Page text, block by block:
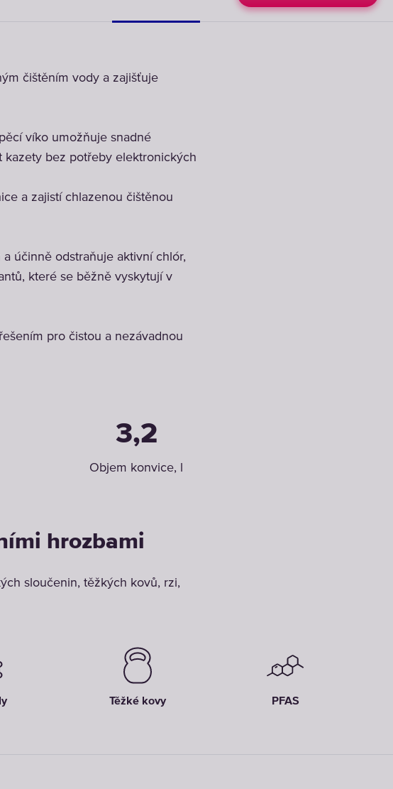
čištěním vody a zajišťuje
víko umožňuje snadné
kazety bez potřeby elektronických
a zajistí chlazenou čištěnou
účinně odstraňuje aktivní chlór,
které se běžně vyskytují v
pro čistou a nezávadnou
3,2
Objem konvice, l
hrozbami
sloučenin, těžkých kovů, rzi,
Těžké kovy PFAS